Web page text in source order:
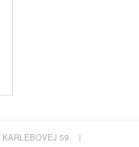
KARLEBOVEJ 59
|